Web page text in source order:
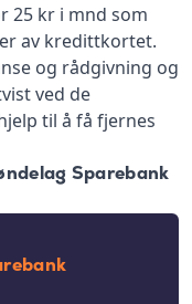
25 kr i mnd som
av kredittkortet.
og rådgivning og
ved de
til å få fjernes
Sparebank